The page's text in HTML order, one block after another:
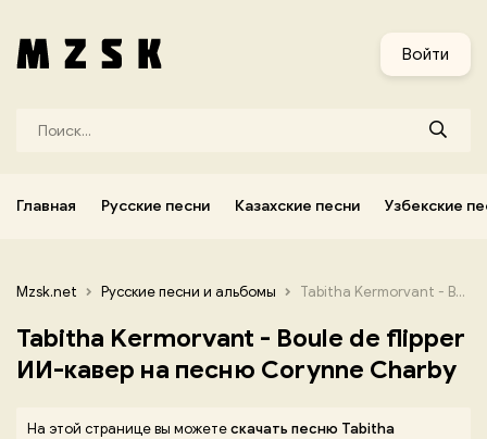
Войти
Главная Русские песни Казахские песни Узбекские
Mzsk.net Русские песни и альбомы Tabitha Kermorvant - Boule de flipper ИИ-кавер на песню Corynne Charby
Tabitha Kermorvant - Boule de flipper
ИИ-кавер на песню Corynne Charby
На этой странице вы можетескачать песню Tabitha
Узбекские песни Корейские песни